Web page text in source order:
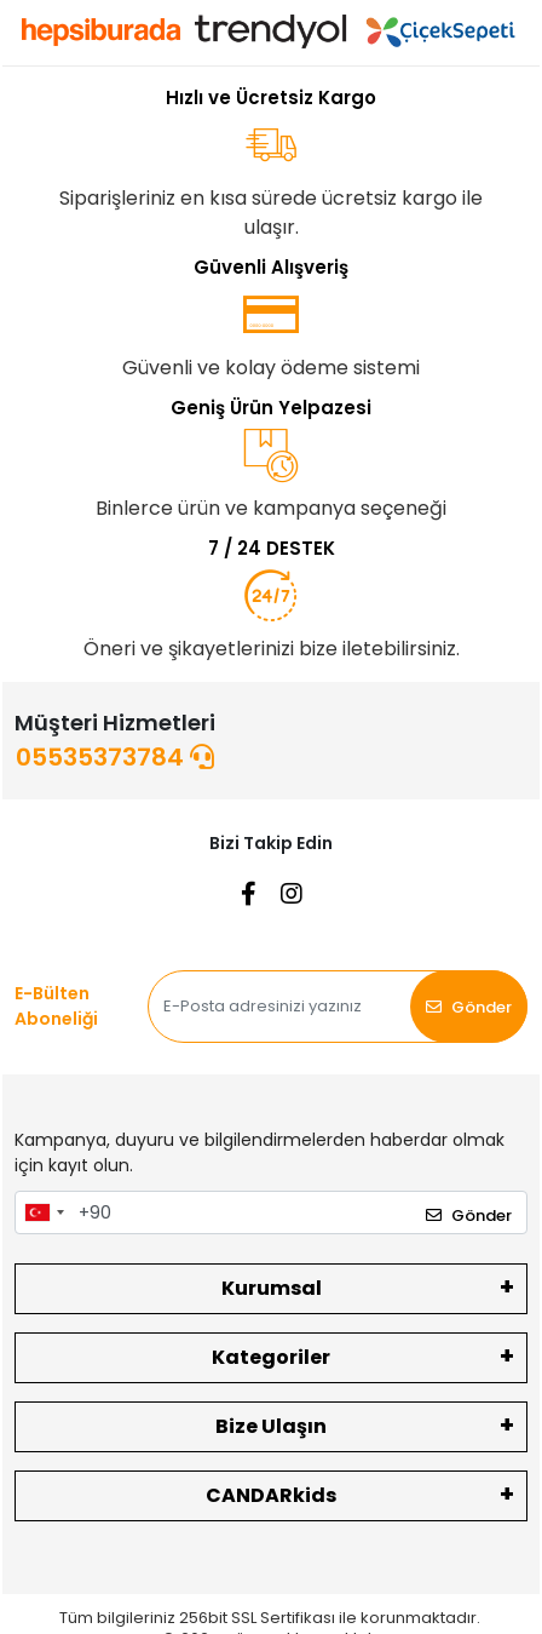
Hızlı ve Ücretsiz Kargo
Siparişleriniz en kısa sürede ücretsiz kargo ile
ulaşır.
Güvenli Alışveriş
Güvenli ve kolay ödeme sistemi
Geniş Ürün Yelpazesi
Binlerce ürün ve kampanya seçeneği
7 / 24 DESTEK
Öneri ve şikayetlerinizi bize iletebilirsiniz.
Müşteri Hizmetleri
05535373784
Bizi Takip Edin
E-Bülten
Aboneliği
Gönder
Kampanya, duyuru ve bilgilendirmelerden haberdar olmak
için kayıt olun.
Gönder
Kurumsal
Kategoriler
Bize Ulaşın
CANDARkids
Tüm bilgileriniz 256bit SSL Sertifikası ile korunmaktadır.